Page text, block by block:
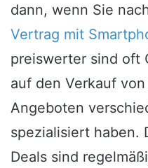
dann, wenn Sie
Vertrag mit
preiswerter sind oft
auf den Verkauf
Angeboten
spezialisiert haben.
Deals sind